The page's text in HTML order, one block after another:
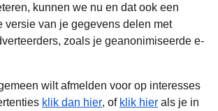
kunnen we nu en dat ook een
versie van je gegevens delen met
zoals je geanonimiseerde e-
wilt afmelden voor op interesses
klik dan hier( opent in een nieuwe
, of klik hier( opent in
als je in